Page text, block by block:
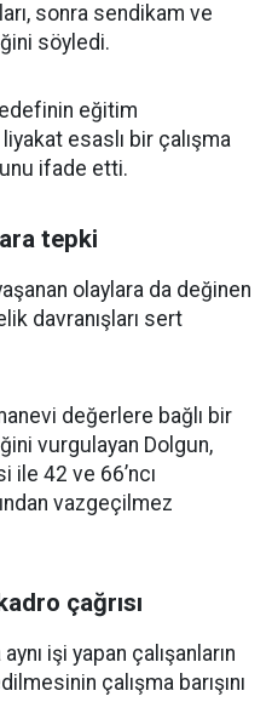
sonra sendikam ve
söyledi.
eğitim
liyakat esaslı bir çalışma
ifade etti.
tepki
olaylara da değinen
davranışları sert
değerlere bağlı bir
vurgulayan Dolgun,
ile 42 ve 66’ncı
vazgeçilmez
çağrısı
işi yapan çalışanların
çalışma barışını